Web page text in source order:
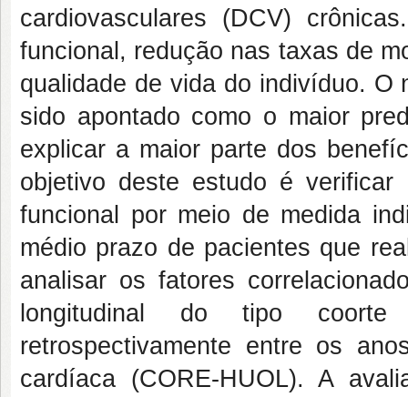
cardiovasculares (DCV)
funcional, redução nas taxas de
qualidade de vida do indivíduo. O
sido apontado como o maior
explicar a maior parte dos
objetivo deste estudo é verificar
funcional por meio de medida
médio prazo de pacientes que
analisar os fatores
longitudinal do tipo coorte
retrospectivamente entre os
cardíaca (CORE-HUOL). A